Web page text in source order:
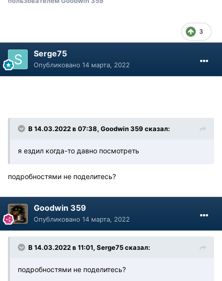
3
Serge75
Опубликовано 14 марта, 2022
В 14.03.2022 в 07:38, Goodwin 359 сказал:
я ездил когда-то давно посмотреть
подробностями не поделитесь?
Goodwin 359
Опубликовано 14 марта, 2022
В 14.03.2022 в 11:01, Serge75 сказал:
подробностями не поделитесь?